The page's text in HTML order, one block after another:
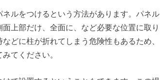
ルをつけるという方法があります。パネル
上部だけ、全面に、など必要な位置に取り
どに柱が折れてしまう危険性もあるため、
てください。